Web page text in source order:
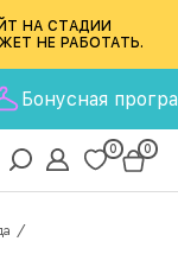
НА СТАДИИ
НЕ РАБОТАТЬ.
0 0
/